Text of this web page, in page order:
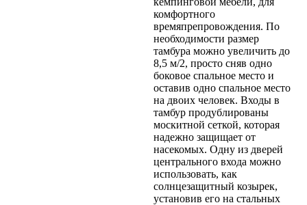
комфортного
времяпрепровождения. По
необходимости размер
тамбура можно увеличить до
8,5 м/2, просто сняв одно
боковое спальное место и
оставив одно спальное место
на двоих человек. Входы в
тамбур продублированы
москитной сеткой, которая
надежно защищает от
насекомых. Одну из дверей
центрального входа можно
использовать, как
солнцезащитный козырек,
установив его на стальных